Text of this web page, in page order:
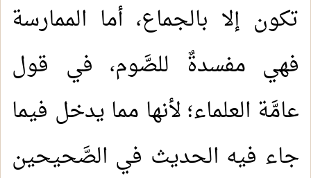
تكون إلا بالجماع، أما الممارسة
فهي مفسدةٌ للصَّوم، في قول
عامَّة العلماء؛ لأنها مما يدخل فيما
جاء فيه الحديث في الصَّحيحين